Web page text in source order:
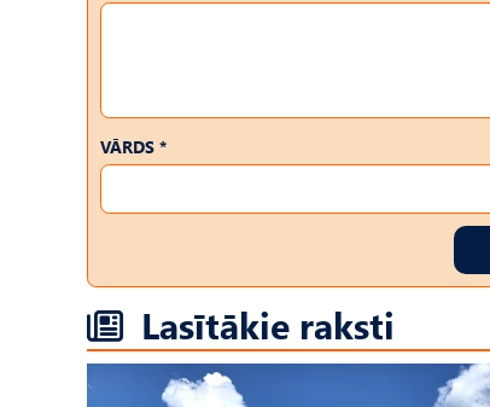
VĀRDS *
Lasītākie raksti